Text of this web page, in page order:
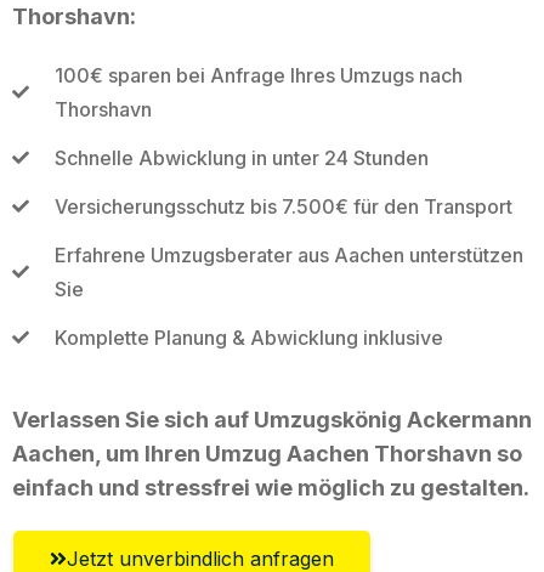
Thorshavn:
100€ sparen bei Anfrage Ihres Umzugs nach
Thorshavn
Schnelle Abwicklung in unter 24 Stunden
Versicherungsschutz bis 7.500€ für den Transport
Erfahrene Umzugsberater aus Aachen unterstützen
Sie
Komplette Planung & Abwicklung inklusive
Verlassen Sie sich auf Umzugskönig Ackermann
Aachen, um Ihren Umzug Aachen Thorshavn so
einfach und stressfrei wie möglich zu gestalten.
Jetzt unverbindlich anfragen